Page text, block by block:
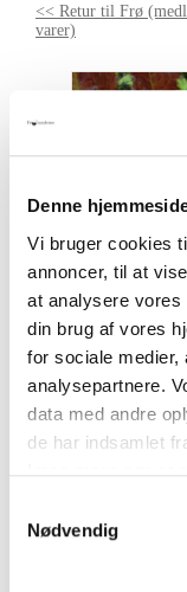
Denne
Vi bruger cookies
annoncer, til at
at analysere vores
din brug af vores
for sociale medier,
analysepartnere.
data med andre
de har indsamlet
Nødvendig
<< Retur til Frø
varer)
Krydderurt